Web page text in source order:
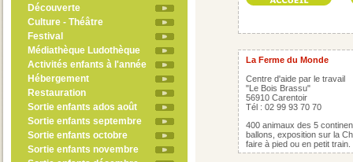
Découverte
Culture - Théâtre
Festival
Médiathèque Ludothèque
Activités enfants à l'année
Hébergement
Restauration
Sortie enfants ados août
Sortie enfants septembre
Sortie enfants octobre
Sortie enfants novembre
La Ferme du Monde
Centre d'aide par le travail
"Le Bois Brassu"
56910 Carentoir
Tél : 02 99 93 70 70
400 animaux des 5
ballons, exposition sur la
faire à pied ou en petit train.